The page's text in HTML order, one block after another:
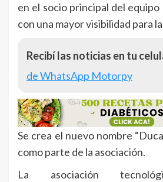
en el socio principal del
con una mayor visibilidad para
Recibí las noticias en tu
de WhatsApp Motorpy
Se crea el nuevo nombre
como parte de la asociación.
La asociación